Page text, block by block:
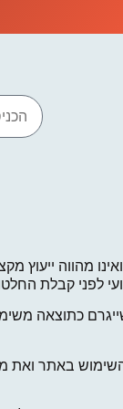
מהווה ייעוץ
לפני קבלת
כתוצאה
באתר ואת